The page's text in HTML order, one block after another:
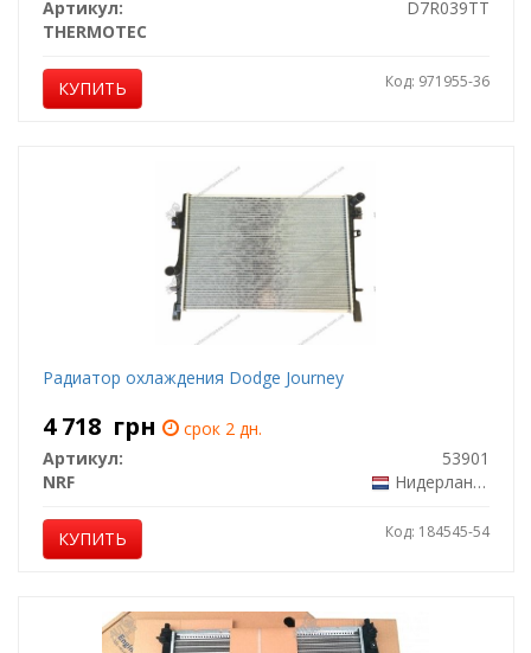
Артикул:
D7R039TT
THERMOTEC
КУПИТЬ Код: 971955-36
Радиатор охлаждения Dodge Journey
4 718 грн
срок 2 дн.
Артикул:
53901
NRF
Нидерланды
КУПИТЬ Код: 184545-54